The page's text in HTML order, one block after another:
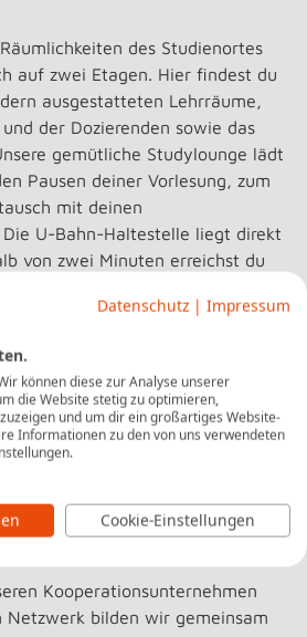
des Studienortes
auf zwei Etagen. Hier findest du
ausgestatteten Lehrräume,
der Dozierenden sowie das
gemütliche Studylounge lädt
Pausen deiner Vorlesung, zum
mit deinen
U-Bahn-Haltestelle liegt direkt
von zwei Minuten erreichst du
Restaurants.
freut sich auf dich
Kooperationsunternehmen
Netzwerk bilden wir gemeinsam
Datenschutz | Impressum
können diese zur Analyse unserer
die Website stetig zu optimieren,
und um dir ein großartiges Website-
Informationen zu den von uns verwendeten
Cookie-Einstellungen